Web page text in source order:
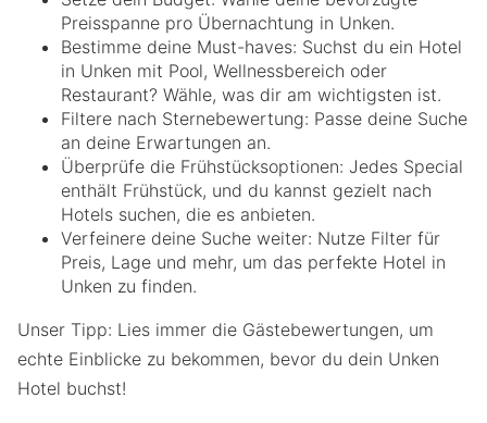
Preisspanne pro Übernachtung in Unken.
Bestimme deine Must-haves: Suchst du ein Hotel
in Unken mit Pool, Wellnessbereich oder
Restaurant? Wähle, was dir am wichtigsten ist.
Filtere nach Sternebewertung: Passe deine Suche
an deine Erwartungen an.
Überprüfe die Frühstücksoptionen: Jedes Special
enthält Frühstück, und du kannst gezielt nach
Hotels suchen, die es anbieten.
Verfeinere deine Suche weiter: Nutze Filter für
Preis, Lage und mehr, um das perfekte Hotel in
Unken zu finden.
Unser Tipp: Lies immer die Gästebewertungen, um
echte Einblicke zu bekommen, bevor du dein Unken
Hotel buchst!